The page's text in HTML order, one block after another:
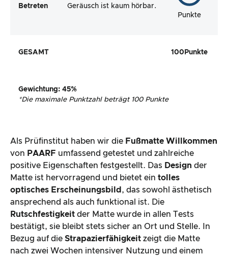
Betreten
Geräusch ist kaum hörbar.
Punkte
GESAMT 100 Punkte
Gewichtung: 45%
*Die maximale Punktzahl beträgt 100 Punkte
Als Prüfinstitut haben wir die Fußmatte Willkommen
von PAARF umfassend getestet und zahlreiche
positive Eigenschaften festgestellt. Das Design der
Matte ist hervorragend und bietet ein tolles
optisches Erscheinungsbild , das sowohl ästhetisch
ansprechend als auch funktional ist. Die
Rutschfestigkeit der Matte wurde in allen Tests
bestätigt, sie bleibt stets sicher an Ort und Stelle. In
Bezug auf die Strapazierfähigkeit zeigt die Matte
nach zwei Wochen intensiver Nutzung und einem